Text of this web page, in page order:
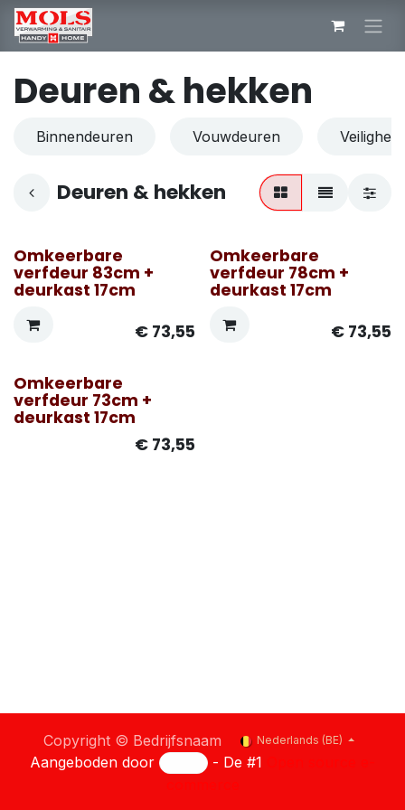
Overslaan naar inhoud
Deuren & hekken
Binnendeuren Vouwdeuren
Deuren & hekken
Enkel afhaling Mols
Omkeerbare
verfdeur 83cm +
deurkast 17cm
€ 73,55 Enkel afhaling Mols
Omkeerbare
verfdeur 78cm +
deurkast 17cm
€ 73,55
Enkel afhaling Mols
Omkeerbare
verfdeur 73cm +
deurkast 17cm
€ 73,55
Copyright © Bedrijfsnaam Nederlands (BE)
Aangeboden door - De #1